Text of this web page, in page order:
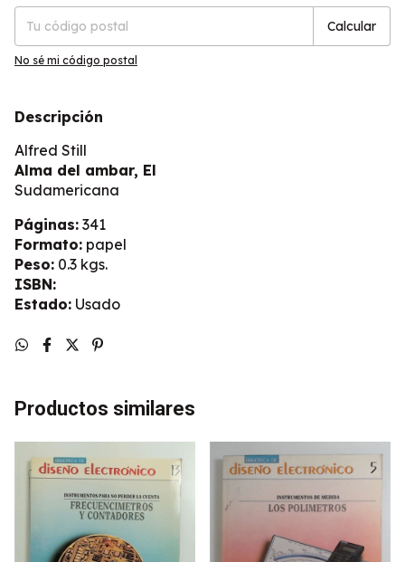
Calcular
No sé mi código postal
Descripción
Alfred Still
Alma del ambar, El
Sudamericana
Páginas: 341
Formato: papel
Peso: 0.3 kgs.
ISBN:
Estado: Usado
Productos similares